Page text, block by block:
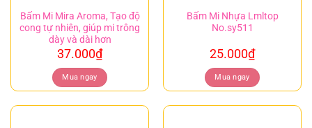
Bấm Mi Mira Aroma, Tạo độ
cong tự nhiên, giúp mi trông
dày và dài hơn
37.000₫
Mua ngay
Bấm Mi Nhựa Lmltop
No.sy511
25.000₫
Mua ngay